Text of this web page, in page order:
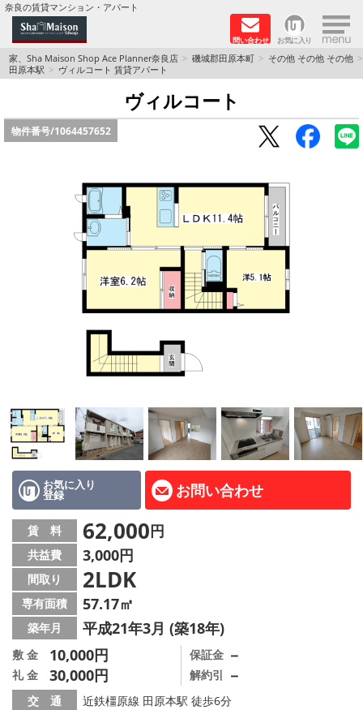
奈良の賃貸マンション・アパート
問い合わせ お気に入り ×
TOPページ
Foreigners welcome！
店長のおすすめ物件
積水ハウス Sha Maison 特集 (奈良北部、木津川
積水ハウス Sha Maison 特集 (奈良南部)
地図から探す
AcePlanner公式ライン
SNS
スタッフ紹介
リフォーム のことなら！
オーナー様へ
住宅型有料老人 Ｆｌｅｕｒａｇｅ
店舗情報·アクセス
会社概要
家、Sha Maison Shop Ace Planner奈良店 磯城郡田原本町
その他 その他 その他
田原本駅
ヴィルコート 賃貸アパート
ヴィルコート
物件番号/1064457652
お気に入り
登録 お問い合わせ
賃 料 62,000円
共益費 3,000円
間取り 2LDK
専有面積 57.17㎡
築年月 平成21年3月 (築18年)
敷 金 10,000円
礼 金 30,000円
保証金 －
解約引 －
交 通
近鉄橿原線 田原本駅 徒歩6分